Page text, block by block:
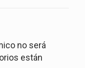
no será
están